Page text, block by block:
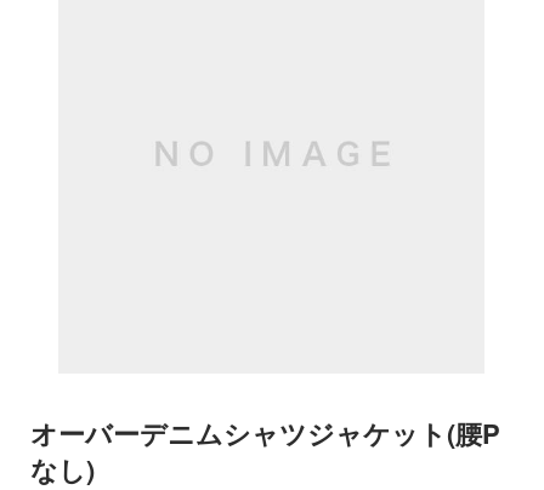
オーバーデニムシャツジャケット(腰P
なし)